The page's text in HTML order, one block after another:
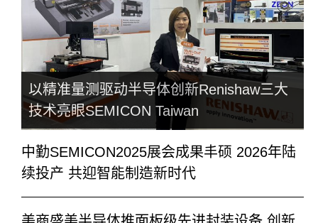
以精准量测驱动半导体创新Renishaw三大
技术亮眼SEMICON Taiwan
中勤SEMICON2025展会成果丰硕 2026年陆
续投产 共迎智能制造新时代